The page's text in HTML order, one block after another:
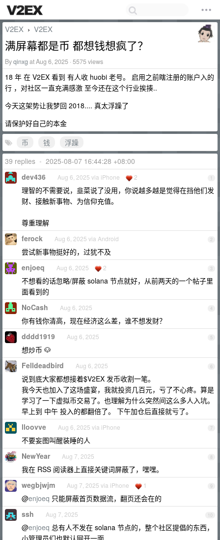
V2EX › V2EX
满屏幕都是币 都想钱想疯了？
Byqinxg at Aug 6, 2025 · 5575 views
18 年 在 V2EX 看到 有人收 huobi 老号。 启用之前瞎注册的账户入的
行 ，对社区一直充满感激 至今还在这个行业挨揍..
今天这架势让我梦回 2018.... 真太浮躁了
请保护好自己的本金
币
钱
浮躁
39 replies • 2025-08-07 16:44:28 +08:00
1
dev436 Aug 6, 2025 via iPhone 2
理智的不需要说，韭菜说了没用，你说越多越是觉得在挡他们发
财、接触新事物、为信仰充值。
尊重理解
2
ferock Aug 6, 2025 via Android
尝试新事物挺好的，过犹不及
3
enjoeq Aug 6, 2025 2
不想看的话忽略/屏蔽 solana 节点就好，从前两天的一个帖子里
面看到的
4
NoCash Aug 6, 2025
你有钱你清高，现在经济这么差，谁不想发财？
5
dddd1919 Aug 6, 2025
想炒币 🐶
6
Felldeadbird Aug 6, 2025
说到底大家都想接着$V2EX 发币收割一笔。
我今天也加入了这场盛宴，我就投资几百元，亏了不心疼。算是
学习了一下虚拟币交易了。也理解为什么突然间这么多人入坑。
早上到 中午 投入的都翻倍了。 下午加仓后直接就亏了。
7
lloovve Aug 6, 2025 via iPhone
不要妄图叫醒装睡的人
8
NewYear Aug 7, 2025
我在 RSS 阅读器上直接关键词屏蔽了，嘿嘿。
9
wegbjwjm Aug 7, 2025 via iPhone 1
@enjoeq 只能屏蔽首页数据流，翻页还会在的
10
ssh Aug 7, 2025
@enjoeq 总有人不发在 solana 节点的，整个社区提倡的东西，
小管理员们也默认网开一面